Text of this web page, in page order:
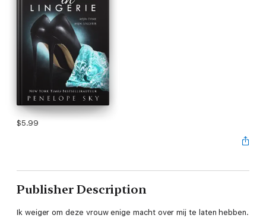
$5.99
Publisher Description
Ik weiger om deze vrouw enige macht over mij te laten hebben.